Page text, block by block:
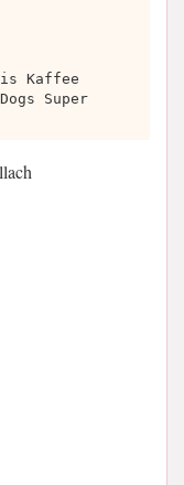
Kaffee
Super